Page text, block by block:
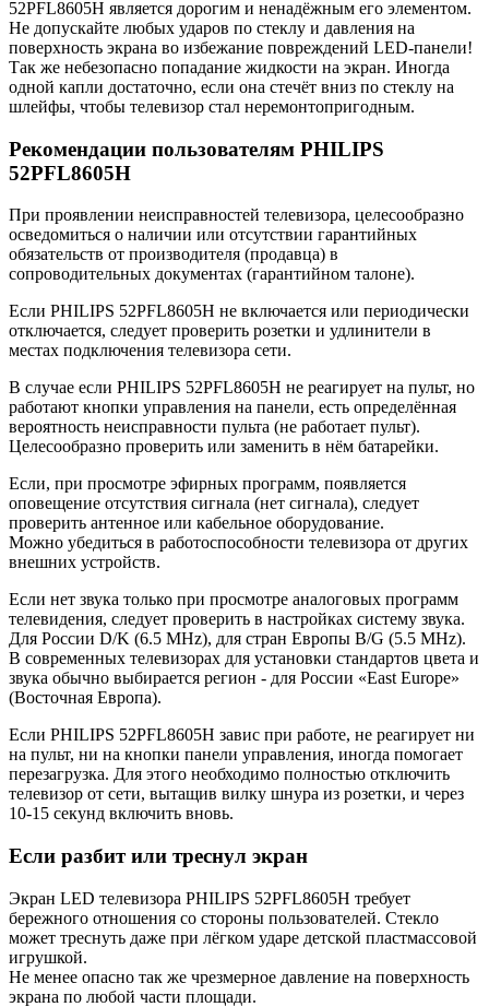
52PFL8605H является дорогим и ненадёжным его элементом.
Не допускайте любых ударов по стеклу и давления на
поверхность экрана во избежание повреждений LED-панели!
Так же небезопасно попадание жидкости на экран. Иногда
одной капли достаточно, если она стечёт вниз по стеклу на
шлейфы, чтобы телевизор стал неремонтопригодным.
Рекомендации пользователям PHILIPS
52PFL8605H
При проявлении неисправностей телевизора, целесообразно
осведомиться о наличии или отсутствии гарантийных
обязательств от производителя (продавца) в
сопроводительных документах (гарантийном талоне).
Если PHILIPS 52PFL8605H не включается или периодически
отключается, следует проверить розетки и удлинители в
местах подключения телевизора сети.
В случае если PHILIPS 52PFL8605H не реагирует на пульт, но
работают кнопки управления на панели, есть определённая
вероятность неисправности пульта (не работает пульт).
Целесообразно проверить или заменить в нём батарейки.
Если, при просмотре эфирных программ, появляется
оповещение отсутствия сигнала (нет сигнала), следует
проверить антенное или кабельное оборудование.
Можно убедиться в работоспособности телевизора от других
внешних устройств.
Если нет звука только при просмотре аналоговых программ
телевидения, следует проверить в настройках систему звука.
Для России D/K (6.5 MHz), для стран Европы B/G (5.5 MHz).
В современных телевизорах для установки стандартов цвета и
звука обычно выбирается регион - для России «East Europe»
(Восточная Европа).
Если PHILIPS 52PFL8605H завис при работе, не реагирует ни
на пульт, ни на кнопки панели управления, иногда помогает
перезагрузка. Для этого необходимо полностью отключить
телевизор от сети, вытащив вилку шнура из розетки, и через
10-15 секунд включить вновь.
Если разбит или треснул экран
Экран LED телевизора PHILIPS 52PFL8605H требует
бережного отношения со стороны пользователей. Стекло
может треснуть даже при лёгком ударе детской пластмассовой
игрушкой.
Не менее опасно так же чрезмерное давление на поверхность
экрана по любой части площади.